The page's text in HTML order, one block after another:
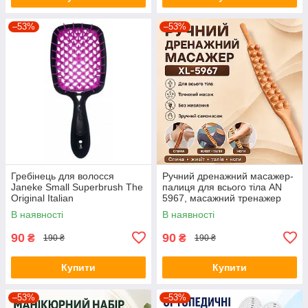
–53%
Гребінець для волосся
Janeke Small Superbrush The
Original Italian
В наявності
90 ₴ 190 ₴
Купити
–53%
Ручний дренажний масажер-
палиця для всього тіла AN
5967, масажний тренажер
для спини, живота, талії,
стегон і ніг, коричневий
В наявності
90 ₴ 190 ₴
Купити
–53% –53%